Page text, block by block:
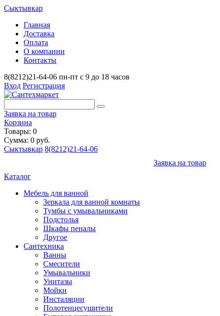
Сыктывкар
Главная
Доставка
Оплата
О компании
Контакты
8(8212)21-64-06 пн-пт с 9 до 18 часов
Вход Регистрация
Заявка на товар
Корзина
Товары: 0
Сумма: 0 руб.
Сыктывкар 8(8212)21-64-06
Заявка на товар
Каталог
Мебель для ванной
Зеркала для ванной комнаты
Тумбы с умывальниками
Подстолья
Шкафы пеналы
Другое
Сантехника
Ванны
Смесители
Умывальники
Унитазы
Мойки
Инсталяции
Полотенцесушители